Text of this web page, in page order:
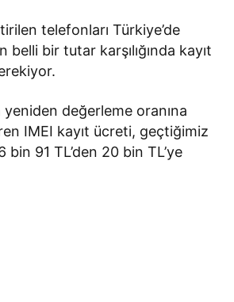
telefonları Türkiye’de
belli bir tutar karşılığında kayıt
yeniden değerleme oranına
IMEI kayıt ücreti, geçtiğimiz
bin 91 TL’den 20 bin TL’ye